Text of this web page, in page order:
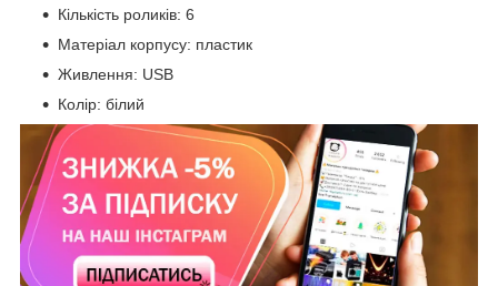
Кількість роликів: 6
Матеріал корпусу: пластик
Живлення: USB
Колір: білий